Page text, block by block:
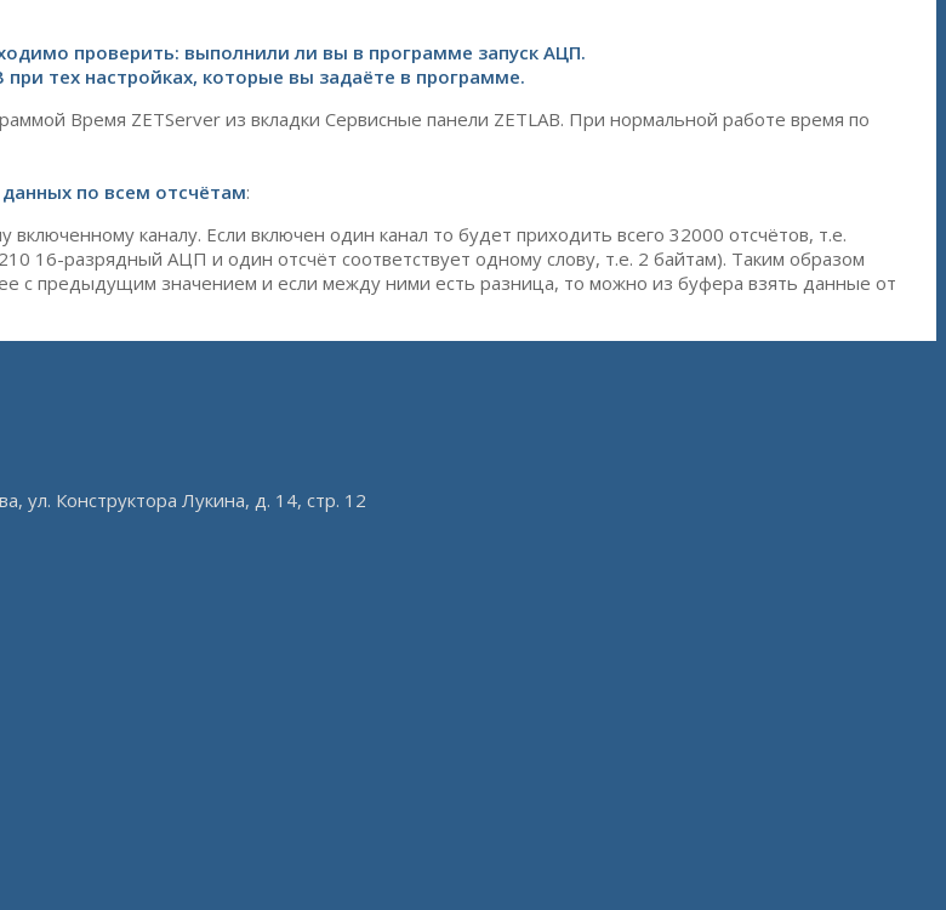
проверить: выполнили ли вы в программе запуск АЦП.
тех настройках, которые вы задаёте в программе.
Время ZETServer из вкладки Сервисные панели ZETLAB. При нормальной работе время по
по всем отсчётам:
каналу. Если включен один канал то будет приходить всего 32000 отсчётов, т.е.
16-разрядный АЦП и один отсчёт соответствует одному слову, т.е. 2 байтам). Таким образом
с предыдущим значением и если между ними есть разница, то можно из буфера взять данные от
ул. Конструктора Лукина, д. 14, стр. 12